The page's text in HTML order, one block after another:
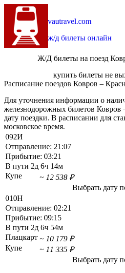
vautravel.com
ж/д билеты онлайн
Ж/Д билеты на поезд
купить билеты не
Расписание поездов Ковров –
Для уточнения информации о
железнодорожных билетов Ковров
дату поездки. В расписании для
московское время.
092И
Отправление: 21:07
Прибытие: 03:21
В пути 2д 6ч 14м
Купе
~ 12 538 ₽
Выбрать дату
010Н
Отправление: 02:21
Прибытие: 09:15
В пути 2д 6ч 54м
Плацкарт ~ 10 179 ₽
Купе
~ 11 335 ₽
Выбрать дату